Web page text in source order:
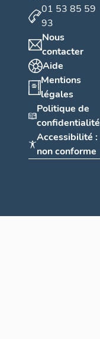
01 53 85 59
93
Nous
contacter
Aide
Mentions
légales
Politique de
confidentialité
Accessibilité :
non conforme